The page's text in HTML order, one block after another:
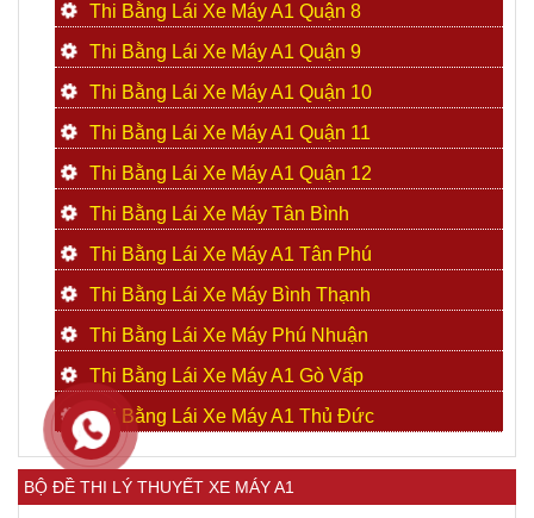
Thi Bằng Lái Xe Máy A1 Quận 8
Thi Bằng Lái Xe Máy A1 Quận 9
Thi Bằng Lái Xe Máy A1 Quận 10
Thi Bằng Lái Xe Máy A1 Quận 11
Thi Bằng Lái Xe Máy A1 Quận 12
Thi Bằng Lái Xe Máy Tân Bình
Thi Bằng Lái Xe Máy A1 Tân Phú
Thi Bằng Lái Xe Máy Bình Thạnh
Thi Bằng Lái Xe Máy Phú Nhuận
Thi Bằng Lái Xe Máy A1 Gò Vấp
Thi Bằng Lái Xe Máy A1 Thủ Đức
BỘ ĐỀ THI LÝ THUYẾT XE MÁY A1